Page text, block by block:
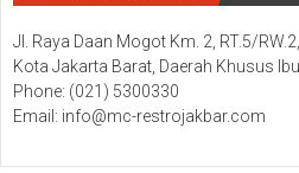
Jl. Raya Daan Mogot Km. 2, RT.5/
Kota Jakarta Barat, Daerah Khusus
Phone: (021) 5300330
Email: info@mc-restrojakbar.com